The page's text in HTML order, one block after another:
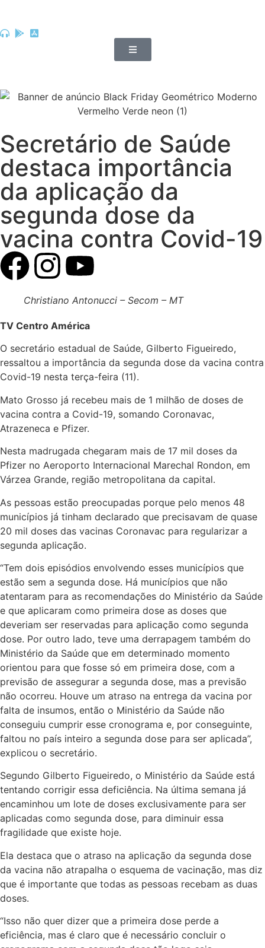
Secretário de Saúde
destaca importância
da aplicação da
segunda dose da
vacina contra Covid-19
Christiano Antonucci – Secom – MT
TV Centro América
O secretário estadual de Saúde, Gilberto Figueiredo,
ressaltou a importância da segunda dose da vacina contra
Covid-19 nesta terça-feira (11).
Mato Grosso já recebeu mais de 1 milhão de doses de
vacina contra a Covid-19, somando Coronavac,
Atrazeneca e Pfizer.
Nesta madrugada chegaram mais de 17 mil doses da
Pfizer no Aeroporto Internacional Marechal Rondon, em
Várzea Grande, região metropolitana da capital.
As pessoas estão preocupadas porque pelo menos 48
municípios já tinham declarado que precisavam de quase
20 mil doses das vacinas Coronavac para regularizar a
segunda aplicação.
“Tem dois episódios envolvendo esses municípios que
estão sem a segunda dose. Há municípios que não
atentaram para as recomendações do Ministério da Saúde
e que aplicaram como primeira dose as doses que
deveriam ser reservadas para aplicação como segunda
dose. Por outro lado, teve uma derrapagem também do
Ministério da Saúde que em determinado momento
orientou para que fosse só em primeira dose, com a
previsão de assegurar a segunda dose, mas a previsão
não ocorreu. Houve um atraso na entrega da vacina por
falta de insumos, então o Ministério da Saúde não
conseguiu cumprir esse cronograma e, por conseguinte,
faltou no país inteiro a segunda dose para ser aplicada”,
explicou o secretário.
Segundo Gilberto Figueiredo, o Ministério da Saúde está
tentando corrigir essa deficiência. Na última semana já
encaminhou um lote de doses exclusivamente para ser
aplicadas como segunda dose, para diminuir essa
fragilidade que existe hoje.
Ela destaca que o atraso na aplicação da segunda dose
da vacina não atrapalha o esquema de vacinação, mas diz
que é importante que todas as pessoas recebam as duas
doses.
“Isso não quer dizer que a primeira dose perde a
eficiência, mas é claro que é necessário concluir o